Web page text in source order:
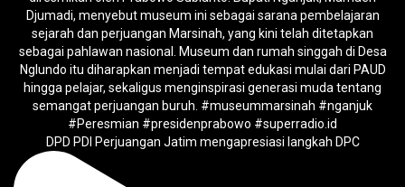
DPD PDI Perjuangan Jatim mengapresiasi langkah DPC